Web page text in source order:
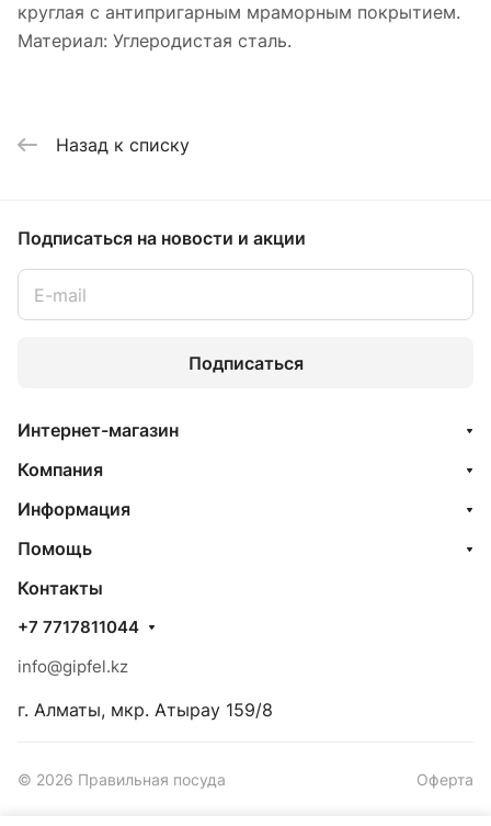
круглая с антипригарным мраморным покрытием.
Материал: Углеродистая сталь.
Назад к списку
Подписаться на новости и акции
Подписаться
Интернет-магазин
Компания
Информация
Помощь
Контакты
+7 7717811044
info@gipfel.kz
г. Алматы, мкр. Атырау 159/8
© 2026 Правильная посуда Оферта